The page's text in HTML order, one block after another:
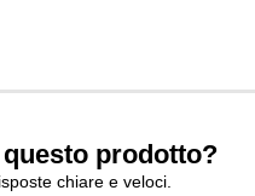
prodotto?
chiare e veloci.